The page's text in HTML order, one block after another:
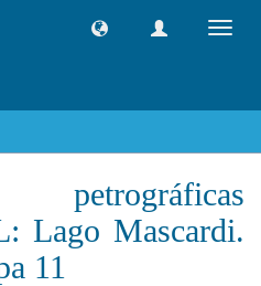
petrográficas
Lago Mascardi.
11